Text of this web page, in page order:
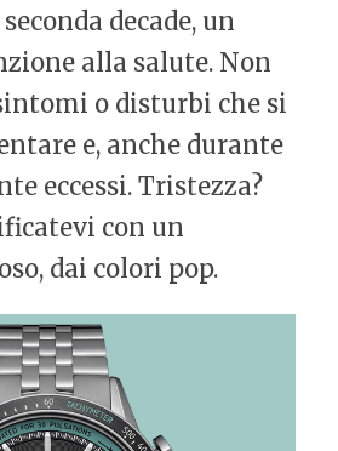
decade, un
alla salute. Non
o disturbi che si
e, anche durante
eccessi. Tristezza?
con un
dai colori pop.